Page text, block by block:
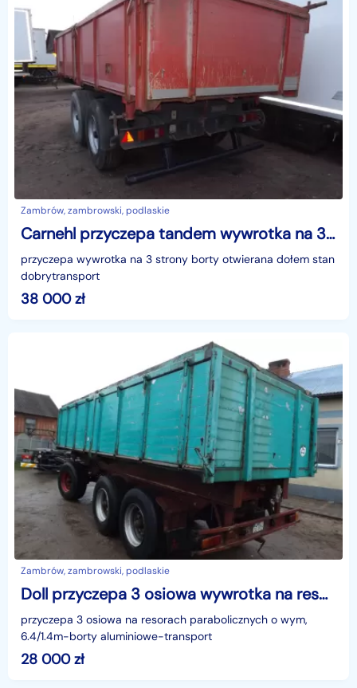
Zambrów, zambrowski, podlaskie
Carnehl przyczepa tandem wywrotka na 3 strony
przyczepa wywrotka na 3 strony borty otwierana dołem stan
dobrytransport
38 000zł
Zambrów, zambrowski, podlaskie
Doll przyczepa 3 osiowa wywrotka na resorach
przyczepa 3 osiowa na resorach parabolicznych o wym,
6.4/1.4m-borty aluminiowe-transport
28 000zł